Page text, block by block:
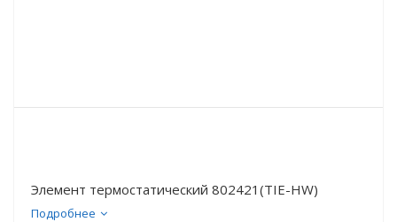
Элемент термостатический 802421(TIE-НW)
Подробнее